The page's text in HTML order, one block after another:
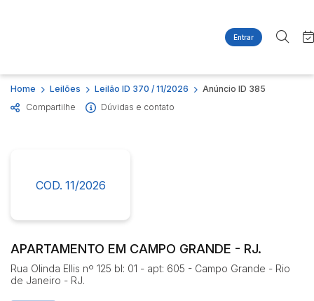
Entrar
Site
Agenda
Quem Somos
Imóveis
Casas
Ponto Comercial
Terreno
Busca por palavra-chave
Estados
Judiciais Extrajudiciais
Home Leilões Leilão ID 370 / 11/2026
Anúncio ID 385
Compartilhe
Dúvidas e contato
COD. 11/2026
APARTAMENTO EM CAMPO GRANDE - RJ.
Rua Olinda Ellis nº 125 bl: 01 - apt: 605 - Campo Grande - Rio
de Janeiro - RJ.